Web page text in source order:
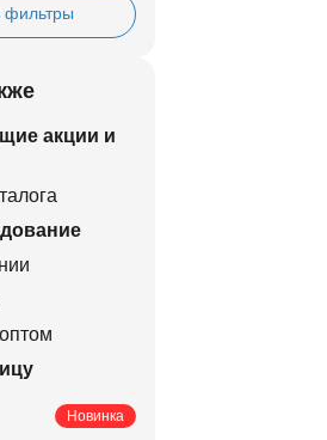
фильтры
акции и
Новинка